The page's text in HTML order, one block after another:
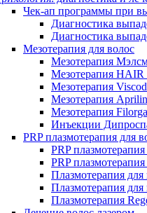
Чек-ап программы при
Диагностика
Диагностика
Мезотерапия для волос
Мезотерапия
Мезотерапия HAIR
Мезотерапия
Мезотерапия
Мезотерапия
Инъекции
PRP плазмотерапия для
PRP
PRP
Плазмотерапия
Плазмотерапия
Плазмотерапия